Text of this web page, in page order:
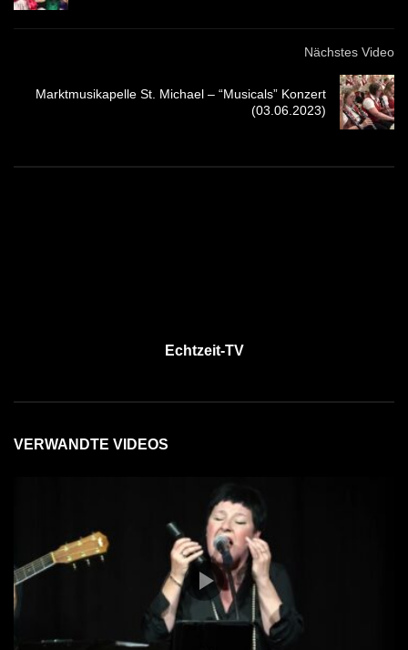
Nächstes Video
Marktmusikapelle St. Michael – “Musicals” Konzert
(03.06.2023)
Echtzeit-TV
VERWANDTE VIDEOS